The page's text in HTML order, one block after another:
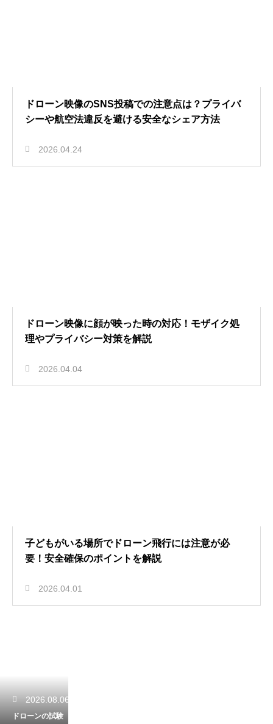
ドローン映像のSNS投稿での注意点は？プライバ
シーや航空法違反を避ける安全なシェア方法
2026.04.24
ドローン映像に顔が映った時の対応！モザイク処
理やプライバシー対策を解説
2026.04.04
子どもがいる場所でドローン飛行には注意が必
要！安全確保のポイントを解説
2026.04.01
2026.08.06
ドローンの試験